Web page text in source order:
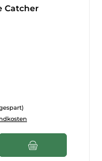
Catcher
ein oder benutze die